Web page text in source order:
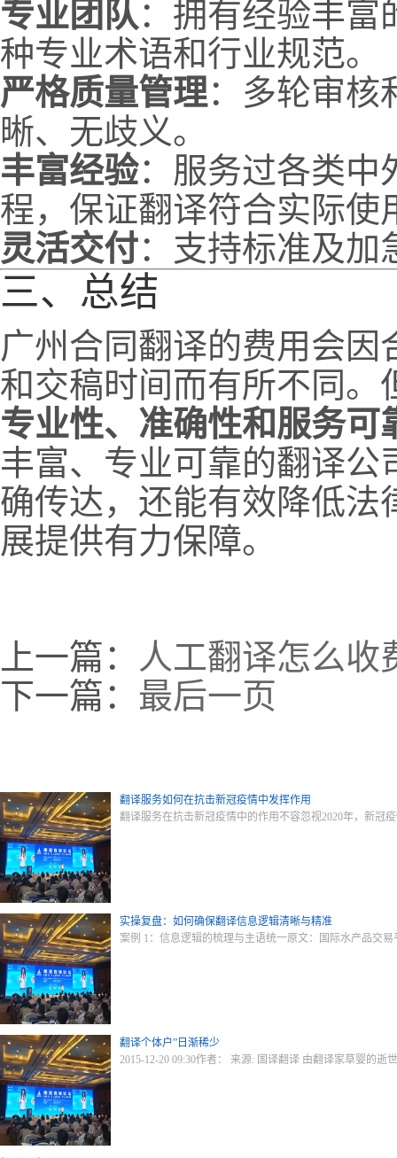
专业团队：拥有经验丰
种专业术语和行业规范。
严格质量管理：多轮审核
晰、无歧义。
丰富经验：服务过各类中
程，保证翻译符合实际使
灵活交付：支持标准及加
三、总结
广州合同翻译的费用会
和交稿时间而有所不同。
专业性、准确性和服务可
丰富、专业可靠的翻译
确传达，还能有效降低法
展提供有力保障。
上一篇：
人工翻译怎么收
下一篇： 最后一页
翻译服务如何在抗击新冠疫情中发挥作用
翻译服务在抗击新冠疫情中的作用不容忽视2020年，新冠
实操复盘：如何确保翻译信息逻辑清晰与精准
案例 1：信息逻辑的梳理与主语统一原文：国际水产品交
翻译个体户”日渐稀少
2015-12-20 09:30作者： 来源: 国译翻译 由翻译家草婴的